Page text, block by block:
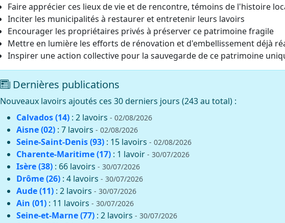
Faire apprécier ces lieux de vie et de rencontre, témoins de l'histoire
Inciter les municipalités à restaurer et entretenir leurs lavoirs
Encourager les propriétaires privés à préserver ce patrimoine fragile
Mettre en lumière les efforts de rénovation et d'embellissement déjà
Inspirer une action collective pour la sauvegarde de ce patrimoine
Dernières publications
Nouveaux lavoirs ajoutés ces 30 derniers jours (243 au total) :
Calvados (14) : 2 lavoirs - 02/08/2026
Aisne (02) : 7 lavoirs - 02/08/2026
Seine-Saint-Denis (93) : 15 lavoirs - 02/08/2026
Charente-Maritime (17) : 1 lavoir - 30/07/2026
Isère (38) : 66 lavoirs - 30/07/2026
Drôme (26) : 4 lavoirs - 30/07/2026
Aude (11) : 2 lavoirs - 30/07/2026
Ain (01) : 11 lavoirs - 30/07/2026
Seine-et-Marne (77) : 2 lavoirs - 30/07/2026